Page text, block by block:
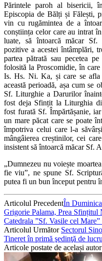
Părintele paroh al bisericii,
Episcopia de Bălți și Fălești,
vin cu rugămintea de a
conștiința celor care au intrat
luate, să întoarcă măcar Sf.
pozitive a acestei întâmplări,
partea pătrată sau pecetea
folosită la Proscomidie, în
Is. Hs. Ni. Ka, și care se
această perioadă, așa cum se
Sf. Liturghie a Darurilor
fost deja Sfințit la Liturghia
fost furată Sf. Împărtășanie,
un mare păcat care se poate
împotriva celui care l-a
mângâierea creștinilor, cei
insistent să întoarcă măcar Sf.
„Dumnezeu nu voiește
fie viu”, ne spune Sf.
putea fi un bun început pentru
Articolul PrecedentÎn
Grigorie Palama, Prea
Catedrala ”Sf. Vasile cel
Articolul Următor Sectorul
Tineret în primă şedinţă de lucru
Articole postate de același autor